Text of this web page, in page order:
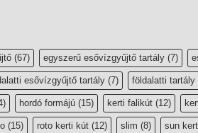
(67) egyszerű esővízgyűjtő tartály (7)
esővízgyűjtő tartály (7) földalatti tartály
hordó formájú (15) kerti falikút (12)
(15) roto kerti kút (12) slim (8) sun